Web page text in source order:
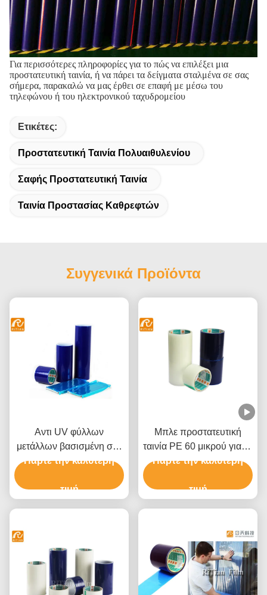
Για περισσότερες πληροφορίες για το πώς να επιλέξει μια
προστατευτική ταινία, ή να πάρει τα δείγματα σταλμένα σε σας
σήμερα, παρακαλώ να μας έρθει σε επαφή με μέσω του
τηλεφώνου ή του ηλεκτρονικού ταχυδρομείου
Ετικέτες:
Προστατευτική Ταινία Πολυαιθυλενίου
Σαφής Προστατευτική Ταινία
Ταινία Προστασίας Καθρεφτών
Συγγενικά Προϊόντα
Αντι UV φύλλων
μετάλλων βασισμένη στο
διαλύτη κόλλα ταινιών
προστατευτική
Πάρτε την καλύτερη
τιμή
Μπλε προστατευτική
ταινία PE 60 μικρού για το
αλουμίνιο ανοξείδωτου
Πάρτε την καλύτερη
τιμή